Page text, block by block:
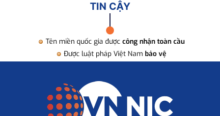
TIN CẬY
Tên miền quốc gia được công nhận toàn cầu
Được luật pháp Việt Nam bảo vệ